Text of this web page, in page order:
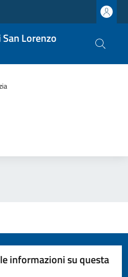
Lorenzo
informazioni su questa